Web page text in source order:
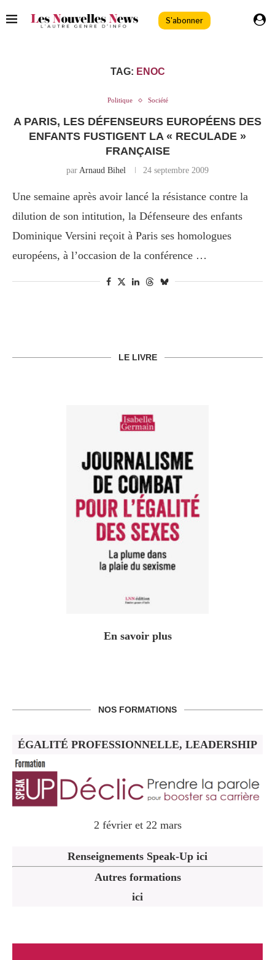
S'abonner
TAG: ENOC
Politique Société
A PARIS, LES DÉFENSEURS EUROPÉENS DES
ENFANTS FUSTIGENT LA « RECULADE »
FRANÇAISE
par Arnaud Bihel 24 septembre 2009
Une semaine après avoir lancé la résistance contre la
dilution de son intitution, la Défenseure des enfants
Dominique Versini reçoit à Paris ses homologues
européens, à l’occasion de la conférence …
LE LIVRE
En savoir plus
NOS FORMATIONS
ÉGALITÉ PROFESSIONNELLE, LEADERSHIP
2 février et 22 mars
Renseignements Speak-Up ici
Autres formations
ici